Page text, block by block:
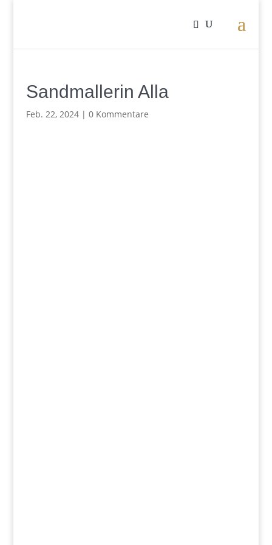
Sandmallerin Alla
Feb. 22, 2024| 0 Kommentare